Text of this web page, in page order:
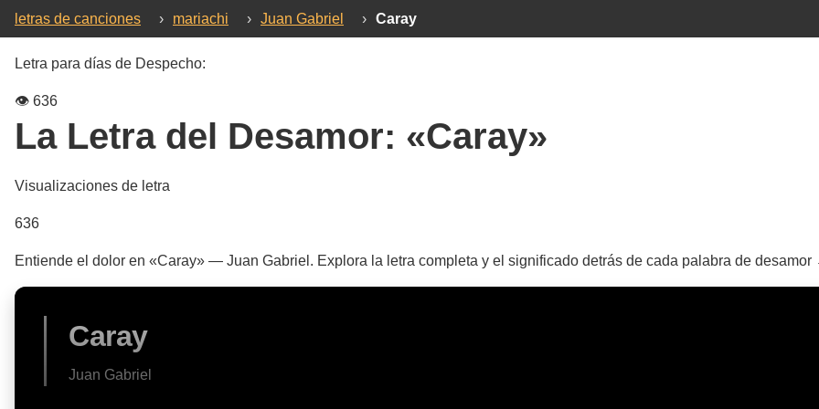
letras de canciones › mariachi › Juan Gabriel › Caray
Letra para días de Despecho:
👁️ 636
La Letra del Desamor: «Caray»
Visualizaciones de letra
636
Entiende el dolor en «Caray» — Juan Gabriel. Explora la letra completa y el significado detrás de cada palabra de
Caray
Juan Gabriel